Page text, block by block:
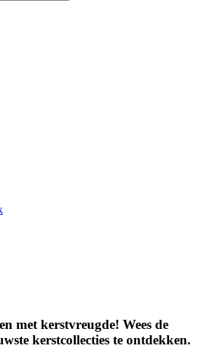
met kerstvreugde! Wees de
kerstcollecties te ontdekken.